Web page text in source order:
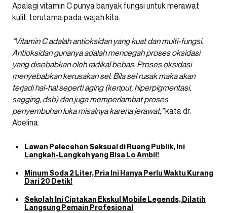
Apalagi vitamin C punya banyak fungsi untuk merawat
kulit, terutama pada wajah kita.
“Vitamin C adalah antioksidan yang kuat dan multi-fungsi.
Antioksidan gunanya adalah mencegah proses oksidasi
yang disebabkan oleh radikal bebas. Proses oksidasi
menyebabkan kerusakan sel. Bila sel rusak maka akan
terjadi hal-hal seperti aging (keriput, hiperpigmentasi,
sagging, dsb) dan juga memperlambat proses
penyembuhan luka misalnya karena jerawat,”kata dr.
Abelina.
Lawan Pelecehan Seksual di Ruang Publik, Ini
Langkah-Langkah yang Bisa Lo Ambil!
Minum Soda 2 Liter, Pria Ini Hanya Perlu Waktu Kurang
Dari 20 Detik!
Sekolah Ini Ciptakan Ekskul Mobile Legends, Dilatih
Langsung Pemain Profesional